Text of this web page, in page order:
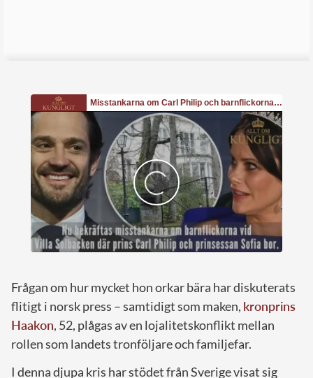
Frågan om hur mycket hon orkar bära har diskuterats
flitigt i norsk press – samtidigt som maken, kronprins
Haakon, 52, plågas av en lojalitetskonflikt mellan
rollen som landets tronföljare och familjefar.
I denna djupa kris har stödet från Sverige visat sig